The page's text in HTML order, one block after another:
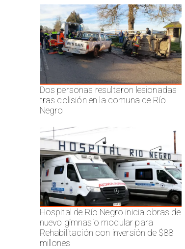
Dos personas resultaron lesionadas
tras colisión en la comuna de Río
Negro
Hospital de Río Negro inicia obras de
nuevo gimnasio modular para
Rehabilitación con inversión de $88
millones